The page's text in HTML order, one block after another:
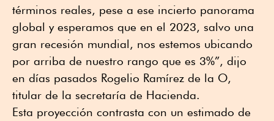
términos reales, pese a ese incierto panorama
global y esperamos que en el 2023, salvo una
gran recesión mundial, nos estemos ubicando
por arriba de nuestro rango que es 3%”, dijo
en días pasados Rogelio Ramírez de la O,
titular de la secretaría de Hacienda.
Esta proyección contrasta con un estimado de